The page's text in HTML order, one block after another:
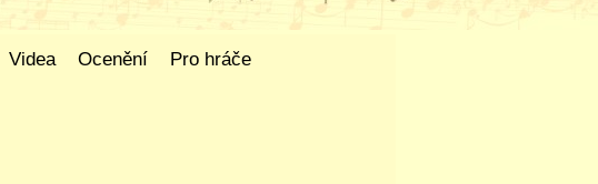
Videa Ocenění Pro hráče